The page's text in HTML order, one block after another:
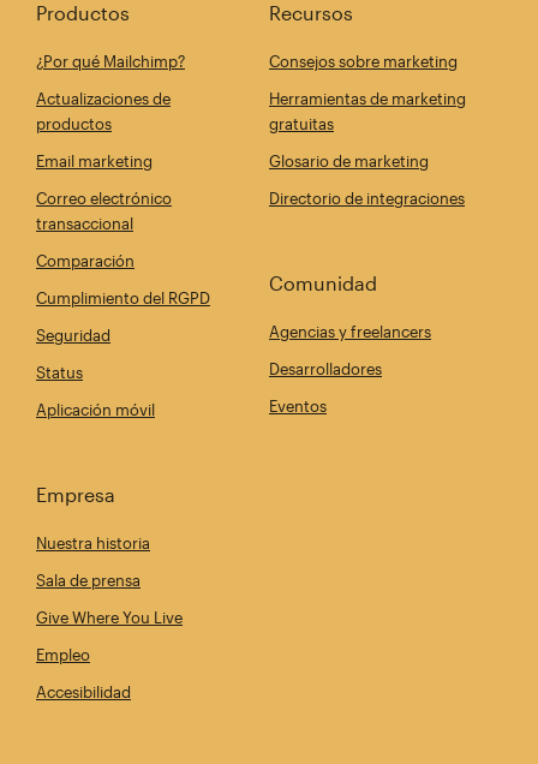
Productos
¿Por qué Mailchimp?
Actualizaciones de
productos
Email marketing
Correo electrónico
transaccional
Comparación
Cumplimiento del RGPD
Seguridad
Status
Aplicación móvil
Recursos
Consejos sobre marketing
Herramientas de marketing
gratuitas
Glosario de marketing
Directorio de integraciones
Comunidad
Agencias y freelancers
Desarrolladores
Eventos
Empresa
Nuestra historia
Sala de prensa
Give Where You Live
Empleo
Accesibilidad